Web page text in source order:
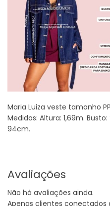
Maria Luiza veste tamanho
Medidas: Altura: 1,69m.
94cm.
Avaliações
Não há avaliações ainda.
Apenas clientes